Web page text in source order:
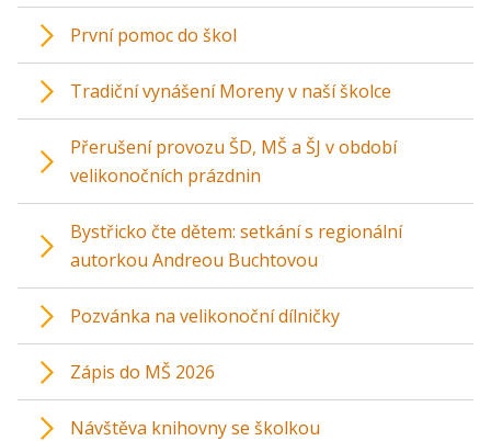
První pomoc do škol
Tradiční vynášení Moreny v naší školce
Přerušení provozu ŠD, MŠ a ŠJ v období
velikonočních prázdnin
Bystřicko čte dětem: setkání s regionální
autorkou Andreou Buchtovou
Pozvánka na velikonoční dílničky
Zápis do MŠ 2026
Návštěva knihovny se školkou